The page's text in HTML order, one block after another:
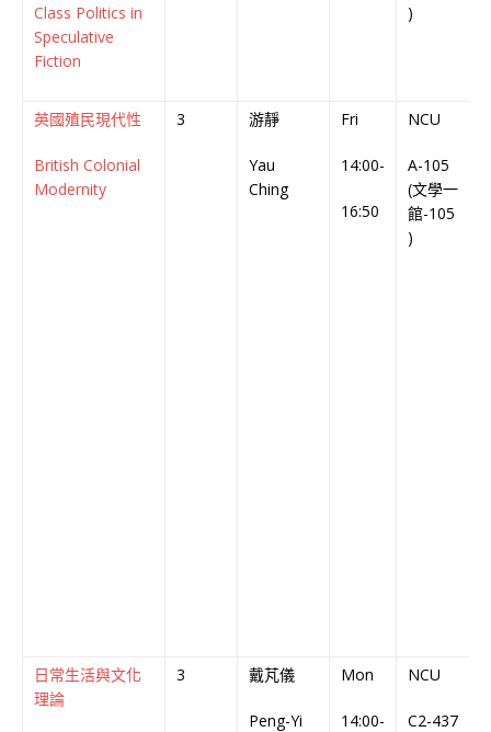
Class Politics in
Speculative
Fiction
)
英國殖民現代性
British Colonial
Modernity
3 游靜
Yau
Ching
Fri
14:00-
16:50
NCU
A-105
(文學一
館-105
)
日常生活與文化
理論
3 戴芃儀
Peng-Yi
Mon
14:00-
NCU
C2-437